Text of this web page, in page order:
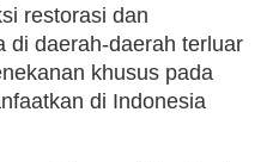
restorasi dan
di daerah-daerah terluar
khusus pada
di Indonesia